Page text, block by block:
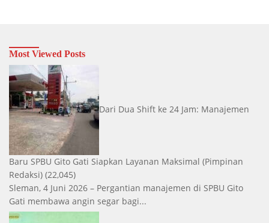
Most Viewed Posts
Dari Dua Shift ke 24 Jam: Manajemen
Baru SPBU Gito Gati Siapkan Layanan Maksimal (Pimpinan
Redaksi) (22,045)
Sleman, 4 Juni 2026 – Pergantian manajemen di SPBU Gito
Gati membawa angin segar bagi...